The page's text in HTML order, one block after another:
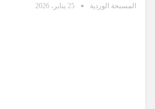
المسبحة الوردية 25 يناير، 2026